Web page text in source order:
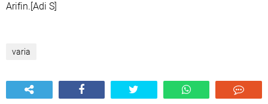
Arifin.[Adi S]
varia